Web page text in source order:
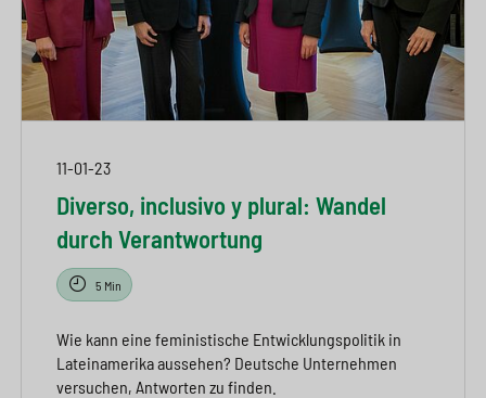
11-01-23
Diverso, inclusivo y plural: Wandel
durch Verantwortung
5 Min
Wie kann eine feministische Entwicklungspolitik in
Lateinamerika aussehen? Deutsche Unternehmen
versuchen, Antworten zu finden.